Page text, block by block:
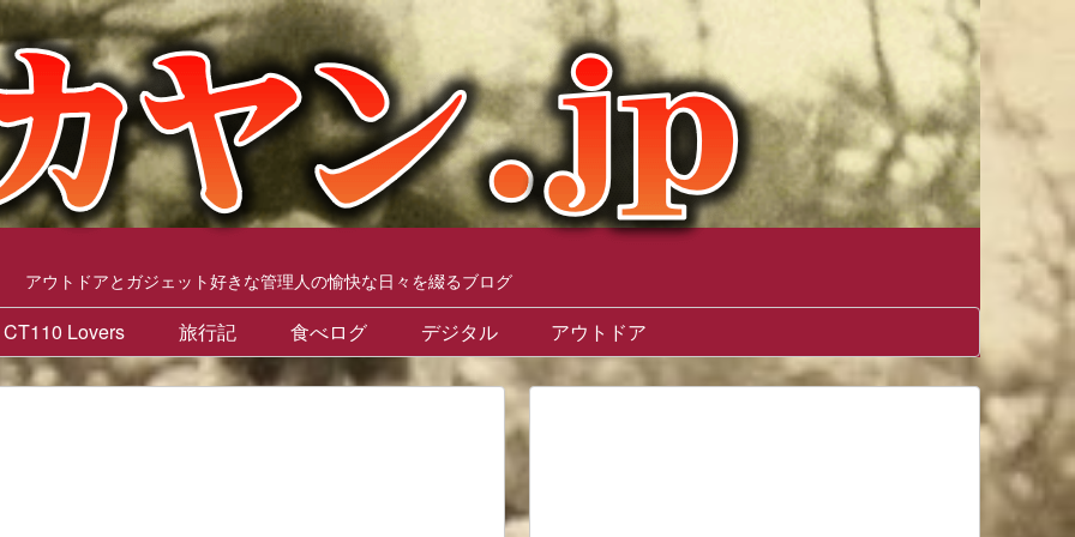
アウトドアとガジェット好きな管理人の愉快な日々を綴るブログ
CT110 Lovers 旅行記 食べログ デジタル アウトドア